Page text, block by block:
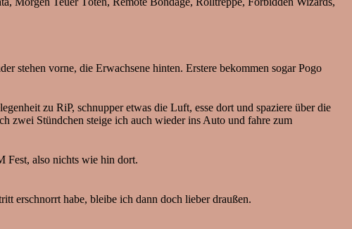
stehen vorne, die Erwachsene hinten. Erstere bekommen sogar Pogo
zu RiP, schnupper etwas die Luft, esse dort und spaziere über die
zwei Stündchen steige ich auch wieder ins Auto und fahre zum
Fest, also nichts wie hin dort.
erschnorrt habe, bleibe ich dann doch lieber draußen.